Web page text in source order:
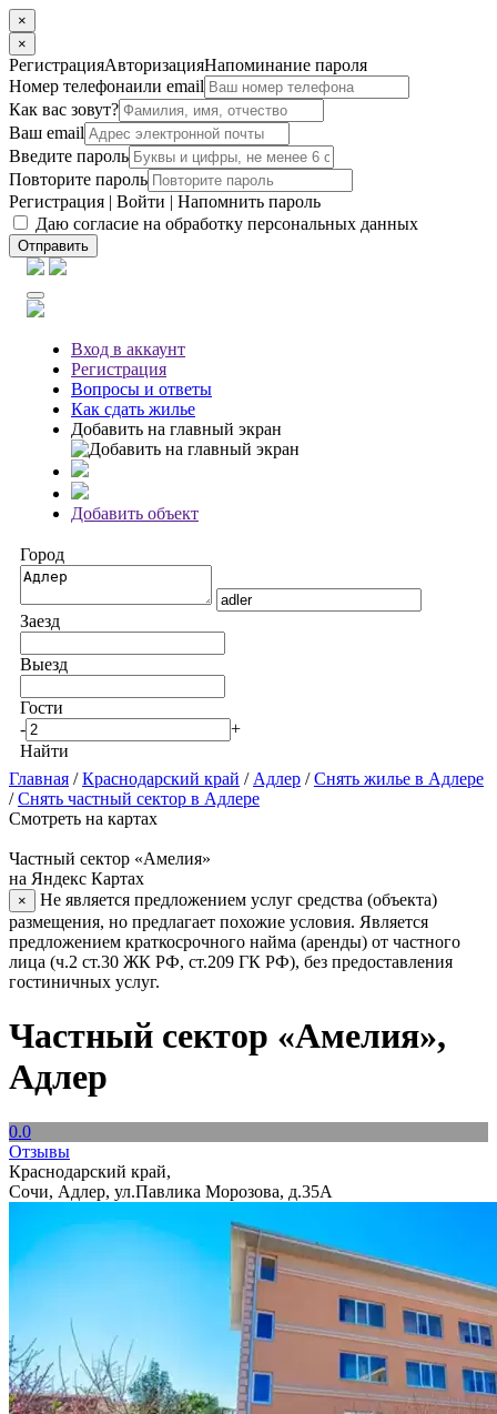
×
×
РегистрацияАвторизацияНапоминание пароля
Номер телефонаили email
Как вас зовут?
Ваш email
Введите пароль
Повторите пароль
Регистрация | Войти | Напомнить пароль
Даю согласие на обработку персональных данных
Отправить
Вход в аккаунт
Регистрация
Вопросы и ответы
Как сдать жилье
Добавить на главный экран
Добавить объект
Город
Заезд
Выезд
Гости
-
+
Найти
Главная /Краснодарский край / Адлер /Снять жилье в Адлере
/Снять частный сектор в Адлере
Смотреть на картах
Частный сектор «Амелия»
на Яндекс Картах
×
Не является предложением услуг средства (объекта)
размещения, но предлагает похожие условия. Является
предложением краткосрочного найма (аренды) от частного
лица (ч.2 ст.30 ЖК РФ, ст.209 ГК РФ), без предоставления
гостиничных услуг.
Частный сектор «Амелия»,
Адлер
0.0
Отзывы
Краснодарский край,
Сочи, Адлер, ул.Павлика Морозова, д.35А